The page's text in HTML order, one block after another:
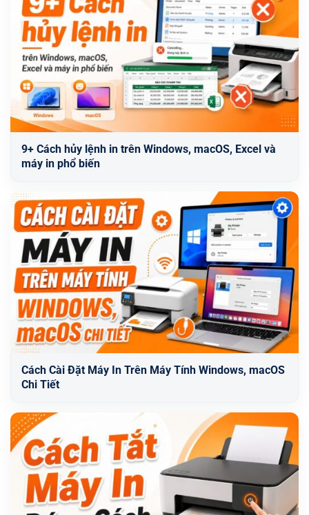
9+ Cách hủy lệnh in trên Windows, macOS, Excel và
máy in phổ biến
Cách Cài Đặt Máy In Trên Máy Tính Windows, macOS
Chi Tiết